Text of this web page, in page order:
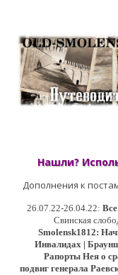
Нашли?
Дополнения к
26.07.22-26.04.22:
Свинская
Smolensk1812:
Инвалидах |
Рапорты Нея о
подвиг генерала